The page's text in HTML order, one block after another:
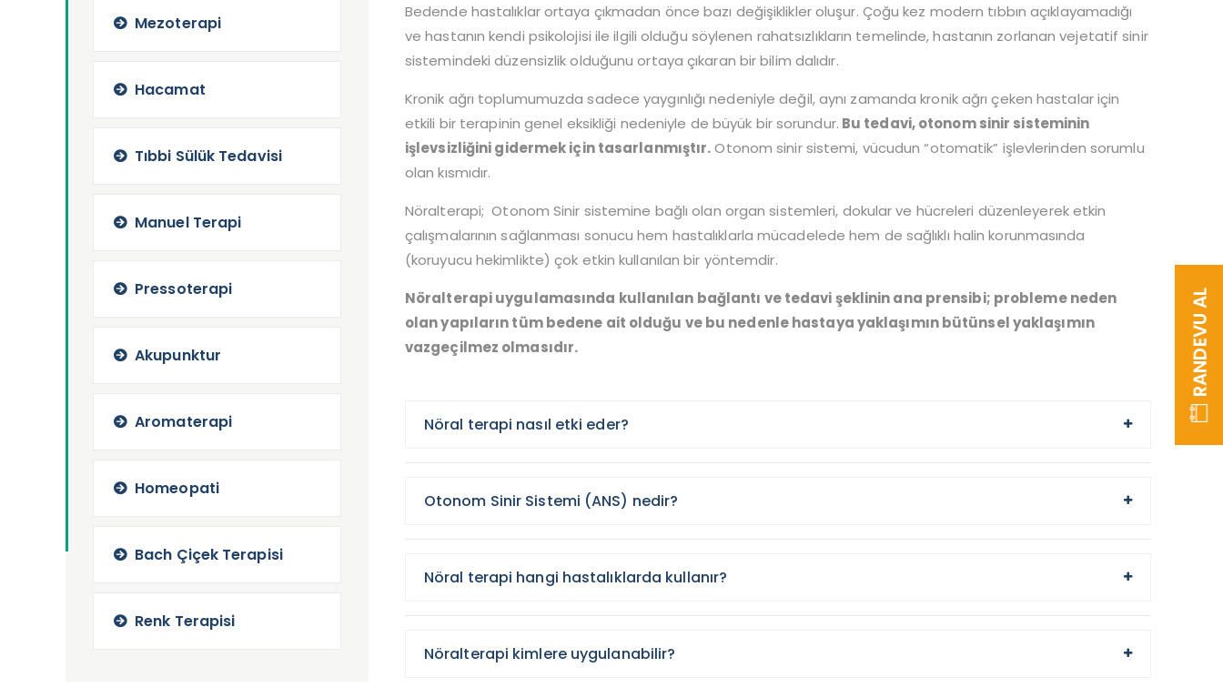
RANDEVU AL
Mezoterapi
Hacamat
Tıbbi Sülük Tedavisi
Manuel Terapi
Pressoterapi
Akupunktur
Aromaterapi
Homeopati
Bach Çiçek Terapisi
Renk Terapisi
Bedende hastalıklar ortaya çıkmadan önce bazı değişiklikler oluşur. Çoğu kez modern tıbbın açıklayamadığı
ve hastanın kendi psikolojisi ile ilgili olduğu söylenen rahatsızlıkların temelinde, hastanın zorlanan vejetatif sinir
sistemindeki düzensizlik olduğunu ortaya çıkaran bir bilim dalıdır.
Kronik ağrı toplumumuzda sadece yaygınlığı nedeniyle değil, aynı zamanda kronik ağrı çeken hastalar için
etkili bir terapinin genel eksikliği nedeniyle de büyük bir sorundur. Bu tedavi, otonom sinir sisteminin
işlevsizliğini gidermek için tasarlanmıştır.Otonom sinir sistemi, vücudun “otomatik” işlevlerinden sorumlu
olan kısmıdır.
Nöralterapi; Otonom Sinir sistemine bağlı olan organ sistemleri, dokular ve hücreleri düzenleyerek etkin
çalışmalarının sağlanması sonucu hem hastalıklarla mücadelede hem de sağlıklı halin korunmasında
(koruyucu hekimlikte) çok etkin kullanılan bir yöntemdir.
Nöralterapi uygulamasında kullanılan bağlantı ve tedavi şeklinin ana prensibi; probleme neden
olan yapıların tüm bedene ait olduğu ve bu nedenle hastaya yaklaşımın bütünsel yaklaşımın
vazgeçilmez olmasıdır.
Nöral terapi nasıl etki eder?
Otonom Sinir Sistemi (ANS) nedir?
Nöral terapi hangi hastalıklarda kullanır?
Nöralterapi kimlere uygulanabilir?